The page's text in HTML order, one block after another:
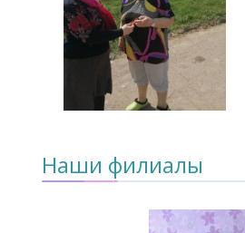
Наши филиалы